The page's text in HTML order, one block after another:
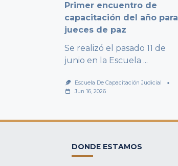
Primer encuentro de
capacitación del año para
jueces de paz
Se realizó el pasado 11 de
junio en la Escuela ...
Escuela De Capacitación Judicial
Jun 16, 2026
DONDE ESTAMOS